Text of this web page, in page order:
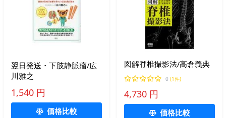
翌日発送・下肢静脈瘤/広
川雅之
1,540 円
価格比較
図解脊椎撮影法/高倉義典
0 (1件)
4,730 円
価格比較